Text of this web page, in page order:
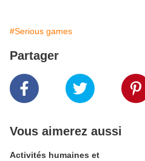
#Serious games
Partager
Vous aimerez aussi
Activités humaines et